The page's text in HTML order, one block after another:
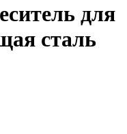
для
сталь